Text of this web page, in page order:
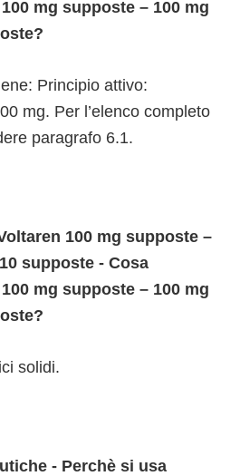
mg supposte – 100 mg
Principio attivo:
mg. Per l’elenco completo
paragrafo 6.1.
100 mg supposte –
supposte - Cosa
mg supposte – 100 mg
solidi.
- Perchè si usa